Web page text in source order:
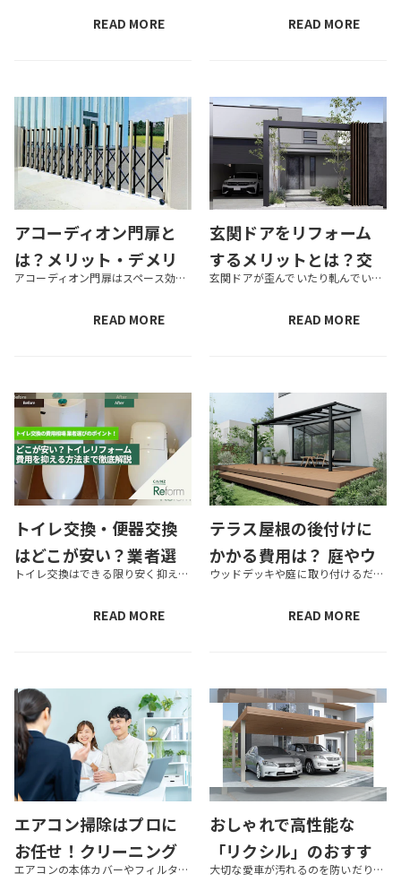
READ MORE READ MORE
アコーディオン門扉と
は？メリット・デメリ
ット・費用などを解説アコーディオン門扉はスペース効率が高く、狭いところにも設置できる門扉です。ほかにもさまざまな種類の門扉があるため、比較したうえで選択しましょう。この記事では、アコーディオン門扉の特徴やメリット・デメリット、費用、設置の流...
READ MORE
玄関ドアをリフォーム
するメリットとは？交
換方法や費用、補助金玄関ドアが歪んでいたり軋んでいたりする場合は、リフォームすることで解決します。使い勝手がよくなるのはもちろん、断熱性が高まったり防犯性が上がったりするのも玄関ドアリフォームをするメリットです。しかし、玄関ドアのリフォーム...
READ MORE
トイレ交換・便器交換
はどこが安い？業者選
びのポイントから費用
を抑える方法まで解説
トイレ交換はできる限り安く抑えたいものです。トイレ交換を行う業者はさまざまあり、どこへ依頼をしたらよいのか迷う方もいるでしょう。 今回は、信頼できる業者の選び方から費用を抑えてトイレ交換を行う方法、具体的な施工事例やカイ...
READ MORE
テラス屋根の後付けに
かかる費用は？ 庭やウ
ッドデッキに与えるメウッドデッキや庭に取り付けるだけで、生活の利便性が格段にアップするテラス屋根。雨や紫外線を防ぐだけでなく、大切なテラスの劣化を防ぐ効果も期待できます。しかし一方で、テラス屋根を設置することでデメリットが生まれる可能性があ...
READ MORE
エアコン掃除はプロに
お任せ！クリーニング
業者を選ぶ際のポインエアコンの本体カバーやフィルターなどは家庭でも掃除することができますが、エアコン内部の奥深くの汚れは、日々のお手入れで除去するのは困難です。そのため、室内の空気を清潔に保つために、エアコンの掃除は定期的にクリーニング業者...
おしゃれで高性能な
「リクシル」のおすす
めカーポート10選｜選大切な愛車が汚れるのを防いだり、荷物の積み下ろしが楽になったりなど、設置するメリットが多いカーポート。とはいえ、「どんなカーポートを選べばいいかわからない」「人気のカーポートが知りたい」と考えている方も多いでしょう。 人...